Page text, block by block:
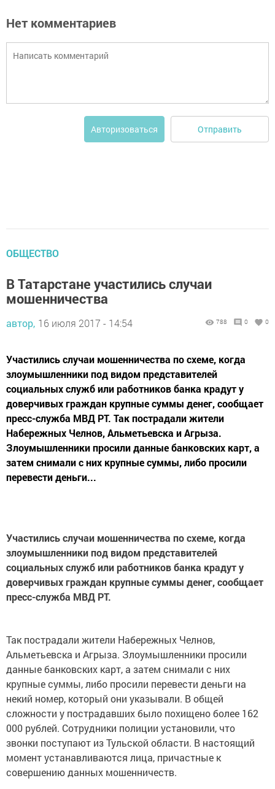
Нет комментариев
Авторизоваться Отправить
ОБЩЕСТВО
В Татарстане участились случаи
мошенничества
автор, 16 июля 2017 - 14:54 788 0 0
Участились случаи мошенничества по схеме, когда
злоумышленники под видом представителей
социальных служб или работников банка крадут у
доверчивых граждан крупные суммы денег, сообщает
пресс-служба МВД РТ. Так пострадали жители
Набережных Челнов, Альметьевска и Агрыза.
Злоумышленники просили данные банковских карт, а
затем снимали с них крупные суммы, либо просили
перевести деньги...
Участились случаи мошенничества по схеме, когда
злоумышленники под видом представителей
социальных служб или работников банка крадут у
доверчивых граждан крупные суммы денег, сообщает
пресс-служба МВД РТ.
Так пострадали жители Набережных Челнов,
Альметьевска и Агрыза. Злоумышленники просили
данные банковских карт, а затем снимали с них
крупные суммы, либо просили перевести деньги на
некий номер, который они указывали. В общей
сложности у пострадавших было похищено более 162
000 рублей. Сотрудники полиции установили, что
звонки поступают из Тульской области. В настоящий
момент устанавливаются лица, причастные к
совершению данных мошенничеств.